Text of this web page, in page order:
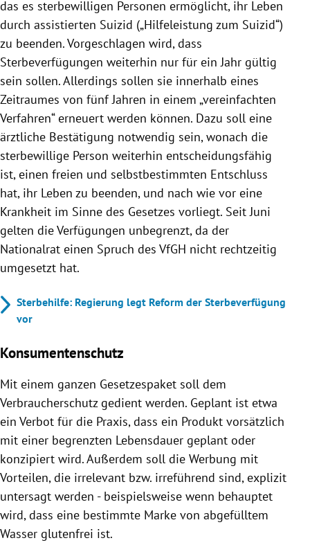
das es sterbewilligen Personen ermöglicht, ihr Leben
durch assistierten Suizid („Hilfeleistung zum Suizid“)
zu beenden. Vorgeschlagen wird, dass
Sterbeverfügungen weiterhin nur für ein Jahr gültig
sein sollen. Allerdings sollen sie innerhalb eines
Zeitraumes von fünf Jahren in einem „vereinfachten
Verfahren“ erneuert werden können. Dazu soll eine
ärztliche Bestätigung notwendig sein, wonach die
sterbewillige Person weiterhin entscheidungsfähig
ist, einen freien und selbstbestimmten Entschluss
hat, ihr Leben zu beenden, und nach wie vor eine
Krankheit im Sinne des Gesetzes vorliegt. Seit Juni
gelten die Verfügungen unbegrenzt, da der
Nationalrat einen Spruch des VfGH nicht rechtzeitig
umgesetzt hat.
Sterbehilfe: Regierung legt Reform der Sterbeverfügung
vor
Konsumentenschutz
Mit einem ganzen Gesetzespaket soll dem
Verbraucherschutz gedient werden. Geplant ist etwa
ein Verbot für die Praxis, dass ein Produkt vorsätzlich
mit einer begrenzten Lebensdauer geplant oder
konzipiert wird. Außerdem soll die Werbung mit
Vorteilen, die irrelevant bzw. irreführend sind, explizit
untersagt werden - beispielsweise wenn behauptet
wird, dass eine bestimmte Marke von abgefülltem
Wasser glutenfrei ist.